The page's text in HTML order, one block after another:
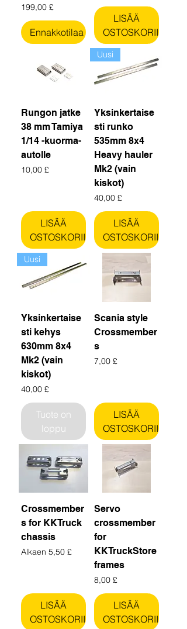
Hinta
199,00 £
Ennakkotilaa
LISÄÄ
OSTOSKORIIN
Rungon jatke
38 mm Tamiya
1/14 -kuorma-
autolle
Hinta
10,00 £
LISÄÄ
OSTOSKORIIN
Uusi
Yksinkertaise
sti runko
535mm 8x4
Heavy hauler
Mk2 (vain
kiskot)
Hinta
40,00 £
LISÄÄ
OSTOSKORIIN
Uusi
Yksinkertaise
sti kehys
630mm 8x4
Mk2 (vain
kiskot)
Hinta
40,00 £
Tuote on
loppu
Scania style
Crossmember
s
Hinta
7,00 £
LISÄÄ
OSTOSKORIIN
Crossmember
s for KKTruck
chassis
Alkaen 5,50 £
Alehinta
LISÄÄ
OSTOSKORIIN
Servo
crossmember
for
KKTruckStore
frames
Hinta
8,00 £
LISÄÄ
OSTOSKORIIN